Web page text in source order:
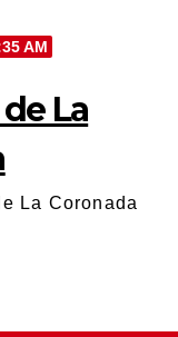
AM
La
La Coronada